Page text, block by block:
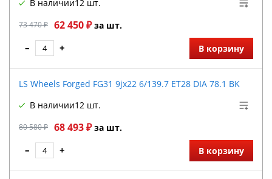
73 470 ₽ 62 450 ₽за шт.
В наличии12 шт.
– + В корзину
LS Wheels Forged FG31 9jx22 6/139.7 ET28 DIA 78.1 BK
80 580 ₽ 68 493 ₽за шт.
В наличии12 шт.
– + В корзину